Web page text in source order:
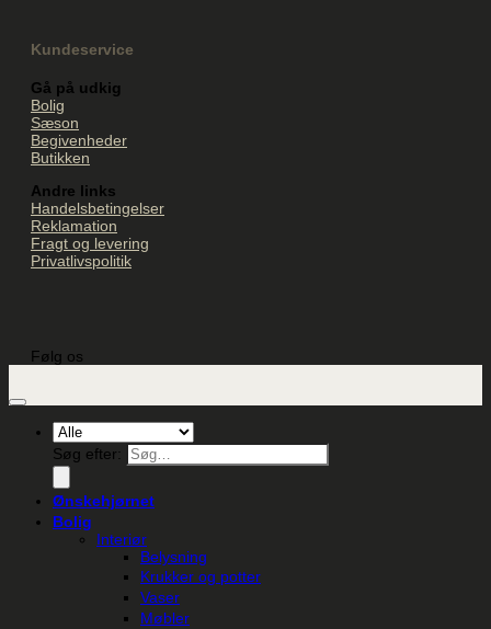
Kundeservice
Gå på udkig
Bolig
Sæson
Begivenheder
Butikken
Andre links
Handelsbetingelser
Reklamation
Fragt og levering
Privatlivspolitik
Følg os
Søg efter:
Ønskehjørnet
Bolig
Interiør
Belysning
Krukker og potter
Vaser
Møbler